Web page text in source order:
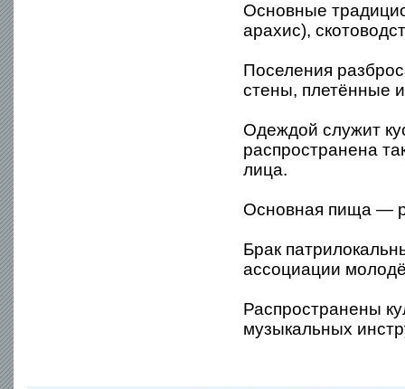
Основные
арахис),
Поселения
стены, плетённые
Одеждой служит
распространена
лица.
Основная пища —
Брак
ассоциации
Распространены
музыкальных